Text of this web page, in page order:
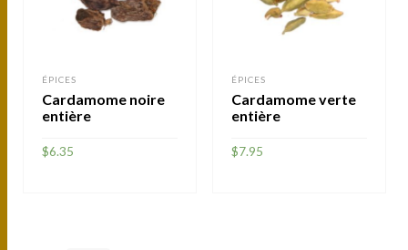
ÉPICES
Cardamome noire
entière
$6.35
ÉPICES
Cardamome verte
entière
$7.95